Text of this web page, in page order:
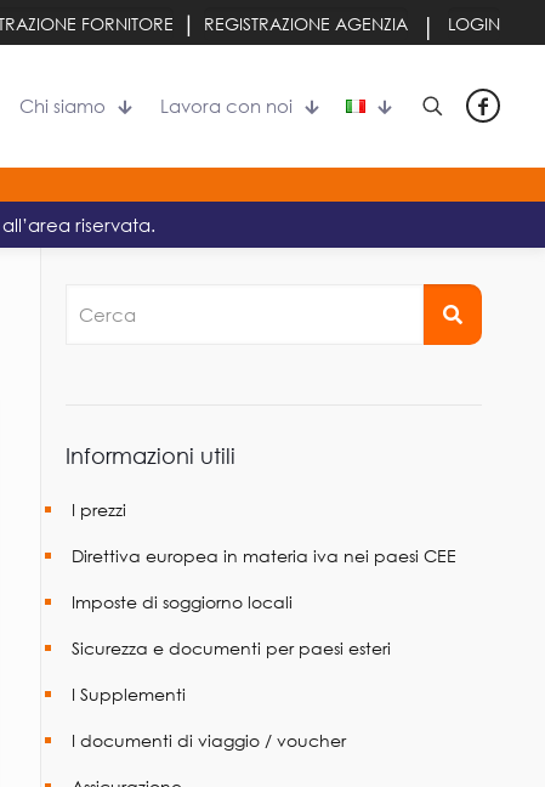
FORNITORE | REGISTRAZIONE AGENZIA | LOGIN
Chi siamo Lavora con noi
riservata.
Informazioni utili
I prezzi
Direttiva europea in materia iva nei paesi CEE
Imposte di soggiorno locali
Sicurezza e documenti per paesi esteri
I Supplementi
I documenti di viaggio / voucher